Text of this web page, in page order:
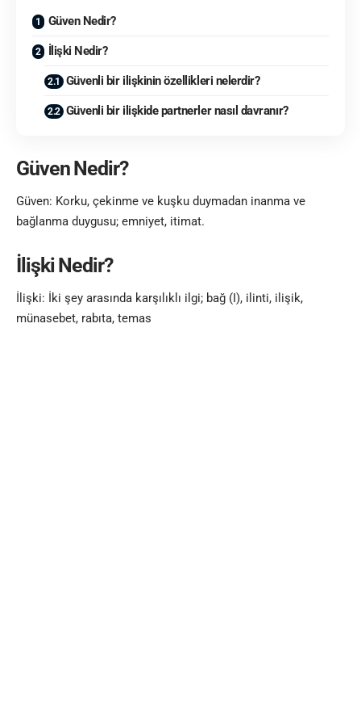
Güven Nedir?
İlişki Nedir?
Güvenli bir ilişkinin özellikleri nelerdir?
Güvenli bir ilişkide partnerler nasıl davranır?
Güven Nedir?
Güven: Korku, çekinme ve kuşku duymadan inanma ve
bağlanma duygusu; emniyet, itimat.
İlişki Nedir?
İlişki: İki şey arasında karşılıklı ilgi; bağ (I), ilinti, ilişik,
münasebet, rabıta, temas